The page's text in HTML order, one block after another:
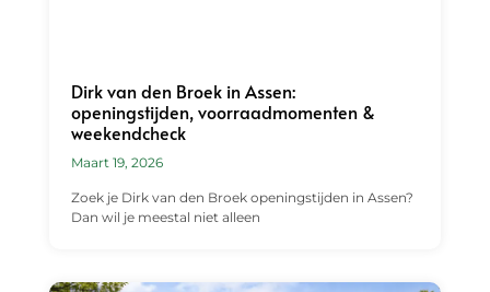
Dirk van den Broek in Assen:
openingstijden, voorraadmomenten &
weekendcheck
Maart 19, 2026
Zoek je Dirk van den Broek openingstijden in Assen?
Dan wil je meestal niet alleen